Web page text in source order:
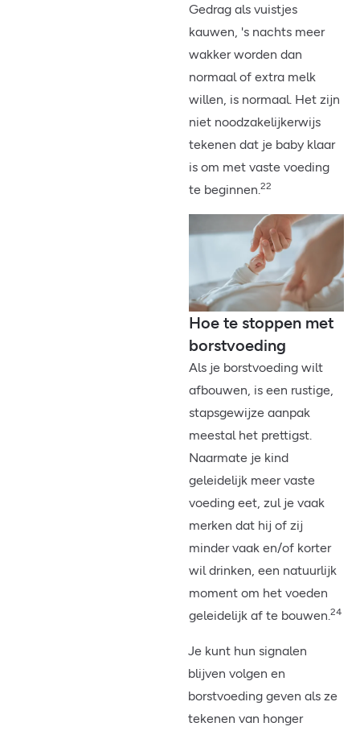
Gedrag als vuistjes
kauwen, 's nachts meer
wakker worden dan
normaal of extra melk
willen, is normaal. Het zijn
niet noodzakelijkerwijs
tekenen dat je baby klaar
is om met vaste voeding
te beginnen. 22
Hoe te stoppen met
borstvoeding
Als je borstvoeding wilt
afbouwen, is een rustige,
stapsgewijze aanpak
meestal het prettigst.
Naarmate je kind
geleidelijk meer vaste
voeding eet, zul je vaak
merken dat hij of zij
minder vaak en/of korter
wil drinken, een natuurlijk
moment om het voeden
geleidelijk af te bouwen.24
Je kunt hun signalen
blijven volgen en
borstvoeding geven als ze
tekenen van honger